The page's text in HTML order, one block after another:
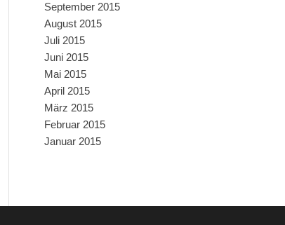
September 2015
August 2015
Juli 2015
Juni 2015
Mai 2015
April 2015
März 2015
Februar 2015
Januar 2015